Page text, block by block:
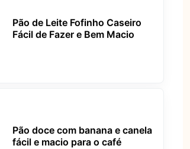
Pão de Leite Fofinho Caseiro
Fácil de Fazer e Bem Macio
Pão doce com banana e canela
fácil e macio para o café